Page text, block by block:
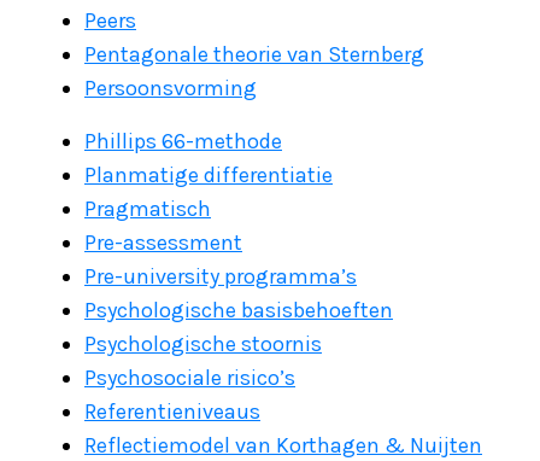
Peers
Pentagonale theorie van Sternberg
Persoonsvorming
Phillips 66-methode
Planmatige differentiatie
Pragmatisch
Pre-assessment
Pre-university programma’s
Psychologische basisbehoeften
Psychologische stoornis
Psychosociale risico’s
Referentieniveaus
Reflectiemodel van Korthagen & Nuijten